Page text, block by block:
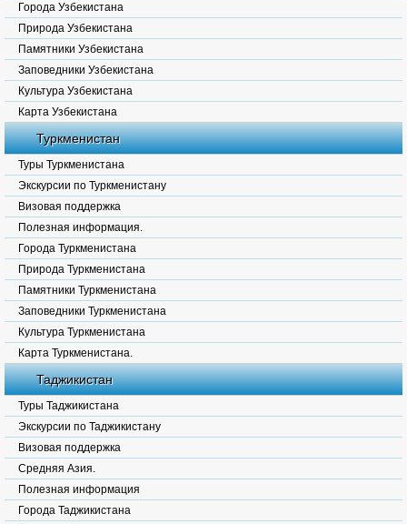
Города Узбекистана
Природа Узбекистана
Памятники Узбекистана
Заповедники Узбекистана
Культура Узбекистана
Карта Узбекистана
Туркменистан
Туры Туркменистана
Экскурсии по Туркменистану
Визовая поддержка
Полезная информация.
Города Туркменистана
Природа Туркменистана
Памятники Туркменистана
Заповедники Туркменистана
Культура Туркменистана
Карта Туркменистана.
Таджикистан
Туры Таджикистана
Экскурсии по Таджикистану
Визовая поддержка
Средняя Азия.
Полезная информация
Города Таджикистана